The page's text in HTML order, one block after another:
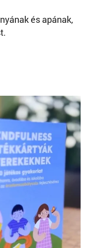
és apának,